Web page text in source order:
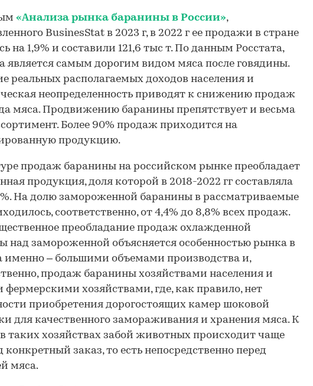
«Анализа рынка баранины в России»,
BusinesStat в 2023 г, в 2022 г ее продажи в стране
на 1,9% и составили 121,6 тыс т. По данным Росстата,
является самым дорогим видом мяса после говядины.
реальных располагаемых доходов населения и
неопределенность приводят к снижению продаж
мяса. Продвижению баранины препятствует и весьма
Более 90% продаж приходится на
продукцию.
продаж баранины на российском рынке преобладает
продукция, доля которой в 2018-2022 гг составляла
На долю замороженной баранины в рассматриваемые
соответственно, от 4,4% до 8,8% всех продаж.
преобладание продаж охлажденной
над замороженной объясняется особенностью рынка в
именно – большими объемами производства и,
продаж баранины хозяйствами населения и
хозяйствами, где, как правило, нет
приобретения дорогостоящих камер шоковой
для качественного замораживания и хранения мяса. К
таких хозяйствах забой животных происходит чаще
конкретный заказ, то есть непосредственно перед
мяса.